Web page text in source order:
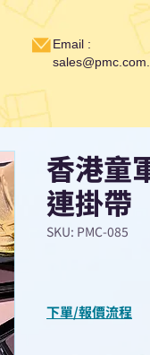
Email :
香港童
連掛帶
SKU: PMC-085
下單/報價流程